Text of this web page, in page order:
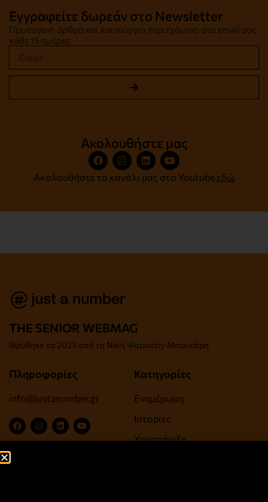
Εγγραφείτε δωρεάν στο Newsletter
Πρωτογενή άρθρα και καινούργιο περιεχόμενο στο email σας
κάθε 15 ημέρες
Ακολουθήστε μας
Ακολουθήστε το κανάλι μας στο Youtube εδώ
THE SENIOR WEBMAG
Iδρύθηκε το 2023 από τη Νίκη Ψαραύτη-Μπουτάρη
Πληροφορίες
info@justanumber.gr
Κατηγορίες
Ενημέρωση
Ιστορίες
Υποστήριξη